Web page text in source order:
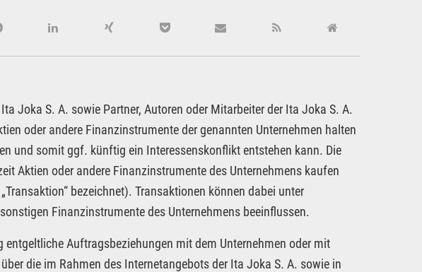
Joka S. A. sowie Partner, Autoren oder Mitarbeiter der Ita Joka S. A.
oder andere Finanzinstrumente der genannten Unternehmen halten
und somit ggf. künftig ein Interessenskonflikt entstehen kann. Die
Aktien oder andere Finanzinstrumente des Unternehmens kaufen
bezeichnet). Transaktionen können dabei unter
Finanzinstrumente des Unternehmens beeinflussen.
Auftragsbeziehungen mit dem Unternehmen oder mit
die im Rahmen des Internetangebots der Ita Joka S. A. sowie in